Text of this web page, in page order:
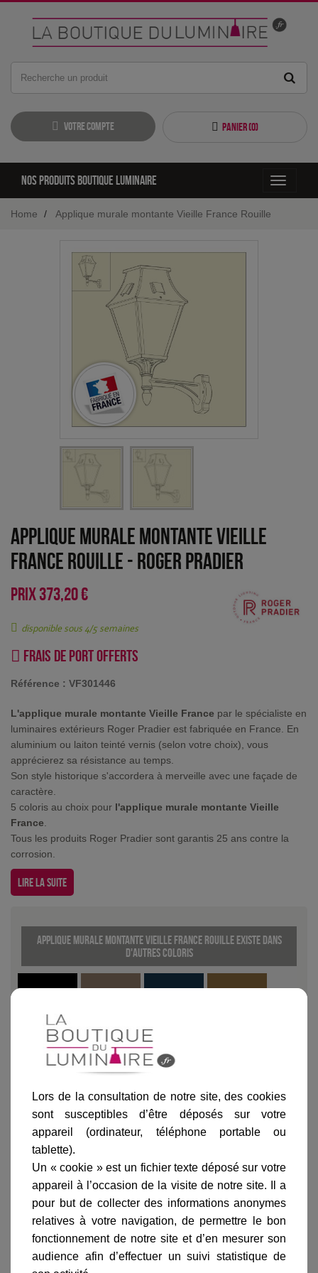
Votre compte Panier (0)
Toggle
Nos produits boutique luminaire
Home Applique murale montante Vieille France Rouille
Applique murale montante Vieille
France Rouille - Roger Pradier
PRIX373,20 €
disponible sous 4/5 semaines
Frais de port offerts
Référence : VF301446
L'applique murale montante Vieille France par le spécialiste en
luminaires extérieurs Roger Pradier est fabriquée en France. En
aluminium ou laiton teinté vernis (selon votre choix), vous
apprécierez sa résistance au temps.
Son style historique s'accordera à merveille avec une façade de
caractère.
5 coloris au choix pour l'applique murale montante Vieille
France.
Tous les produits Roger Pradier sont garantis 25 ans contre la
corrosion.
Lire la suite
Applique murale montante Vieille France Rouille existe dans
d'autres coloris
Noir
Ajouter au panier
Informations produit
marque
Lors de la consultation de notre site, des cookies
sont susceptibles d’être déposés sur votre
appareil (ordinateur, téléphone portable ou
tablette).
Un « cookie » est un fichier texte déposé sur votre
appareil à l’occasion de la visite de notre site. Il a
pour but de collecter des informations anonymes
relatives à votre navigation, de permettre le bon
fonctionnement de notre site et d’en mesurer son
audience afin d’effectuer un suivi statistique de